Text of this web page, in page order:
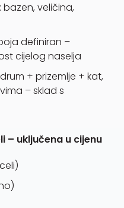
veličina,
definiran –
cijelog naselja
+ prizemlje + kat,
– sklad s
– uključena u cijenu